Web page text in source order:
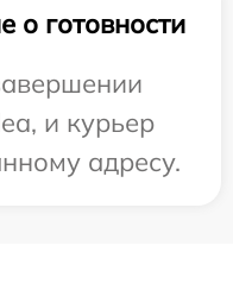
готовности
и курьер
адресу.